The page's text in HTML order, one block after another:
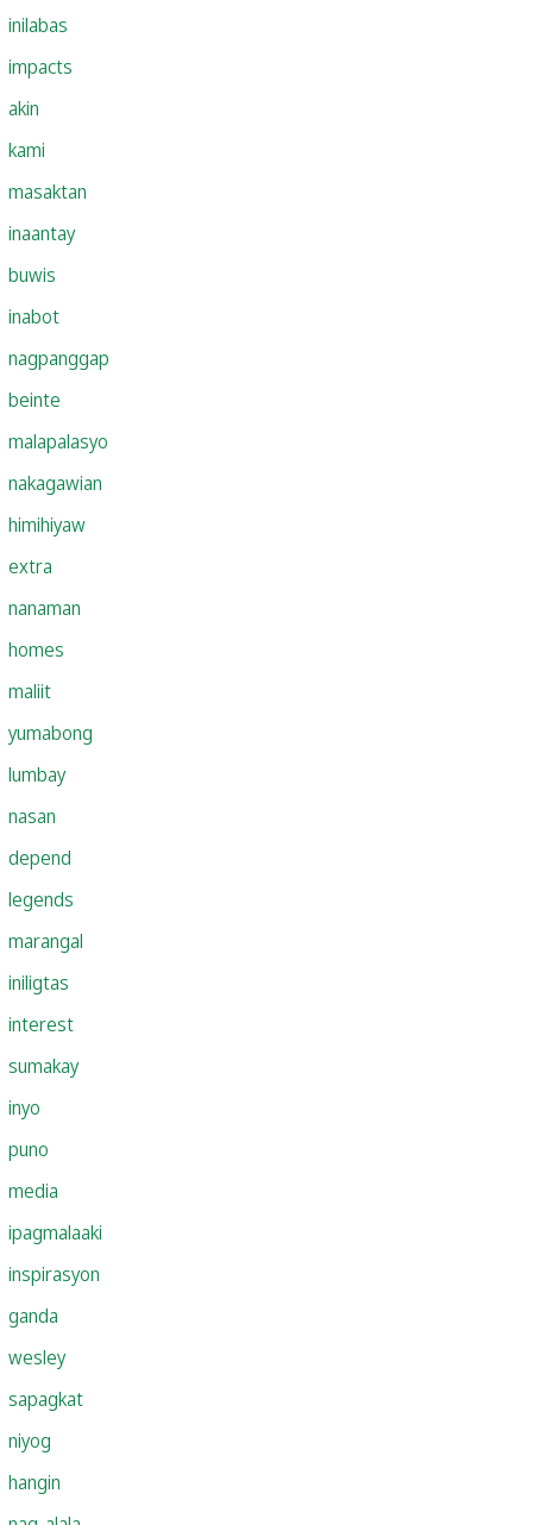
inilabas
impacts
akin
kami
masaktan
inaantay
buwis
inabot
nagpanggap
beinte
malapalasyo
nakagawian
himihiyaw
extra
nanaman
homes
maliit
yumabong
lumbay
nasan
depend
legends
marangal
iniligtas
interest
sumakay
inyo
puno
media
ipagmalaaki
inspirasyon
ganda
wesley
sapagkat
niyog
hangin